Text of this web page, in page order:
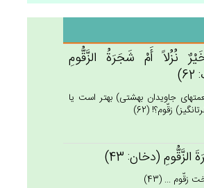
نُزُلاً أَم‌ْ شَجَرَة‌ُ الزَّقُّوم‌ِ
جاويدان بهشتى) بهتر است يا
زقّوم؟! (62)
(دخان: 43)
زقّوم ... (43)